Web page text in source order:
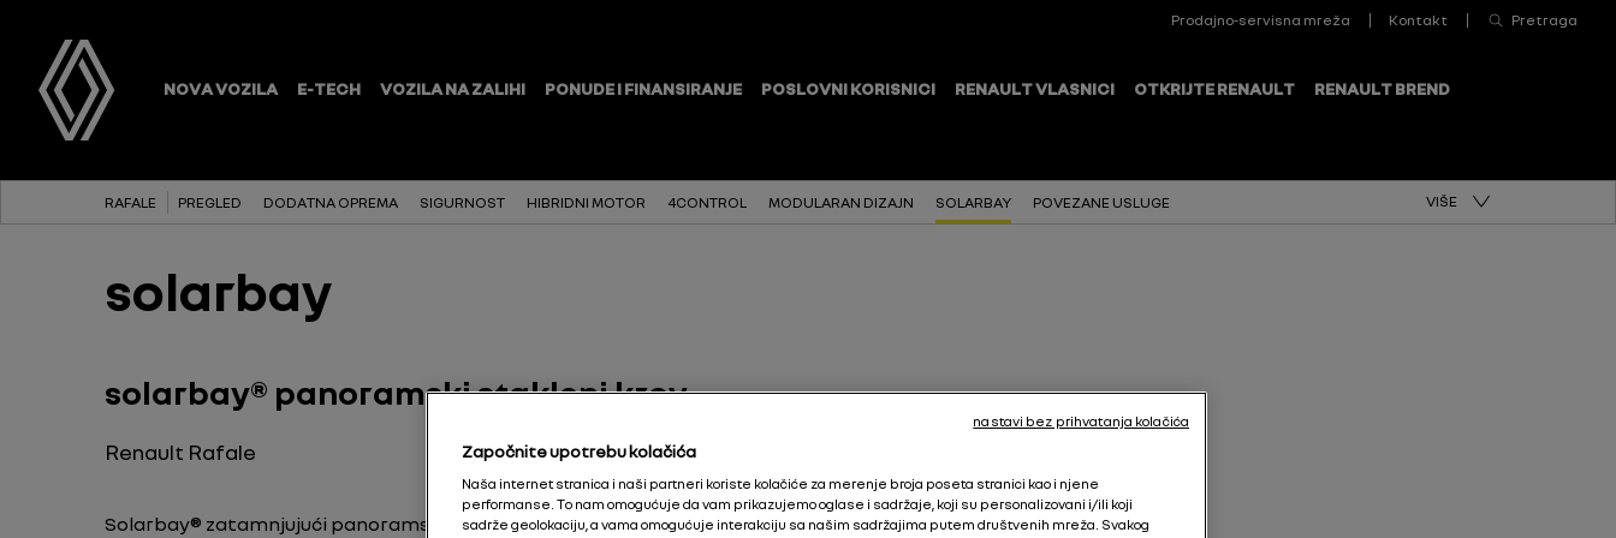
RAFALE PREGLED DODATNA OPREMA SIGURNOST HIBRIDNI MOTOR 4CONTROL MODULARAN DIZAJN SOLARBAY POVEZANE USLUGE VIŠE
solarbay
solarbay® panoramski stakleni krov
Renault Rafale
Solarbay® zatamnjujući panoramski stakleni krov modela Renault Rafale
Započnite upotrebu kolačića
Naša internet stranica i naši partneri koriste kolačiće za merenje broja poseta stranici kao i njene
performanse. To nam omogućuje da vam prikazujemo oglase i sadržaje, koji su personalizovani i/ili koji
sadrže geolokaciju, a vama omogućuje interakciju sa našim sadržajima putem društvenih mreža. Svakog
nastavi bez prihvatanja kolačića